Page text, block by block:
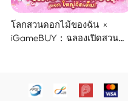
โลกสวนดอกไม้ของฉัน ×
iGameBUY : ฉลองเปิดสวน